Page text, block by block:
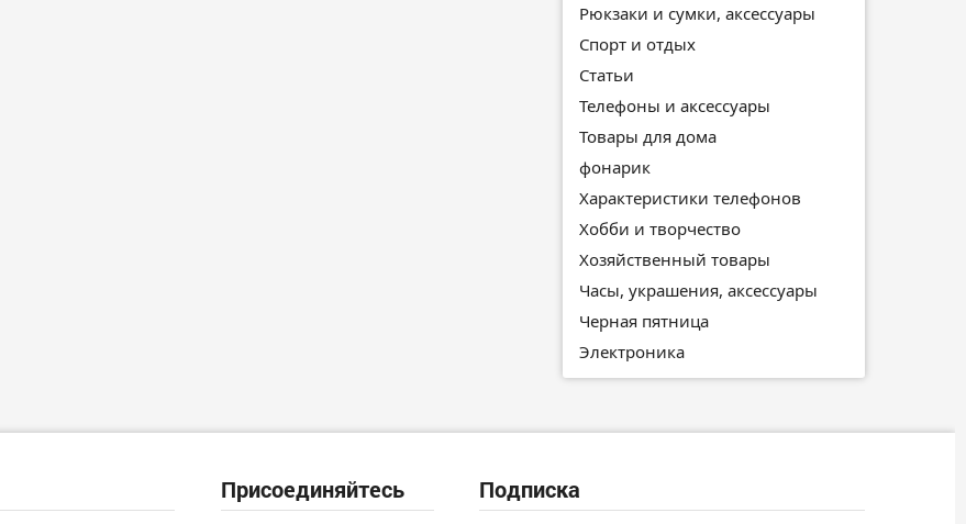
Рюкзаки и сумки, аксессуары
Спорт и отдых
Статьи
Телефоны и аксессуары
Товары для дома
фонарик
Характеристики телефонов
Хобби и творчество
Хозяйственный товары
Часы, украшения, аксессуары
Черная пятница
Электроника
Присоединяйтесь Подписка